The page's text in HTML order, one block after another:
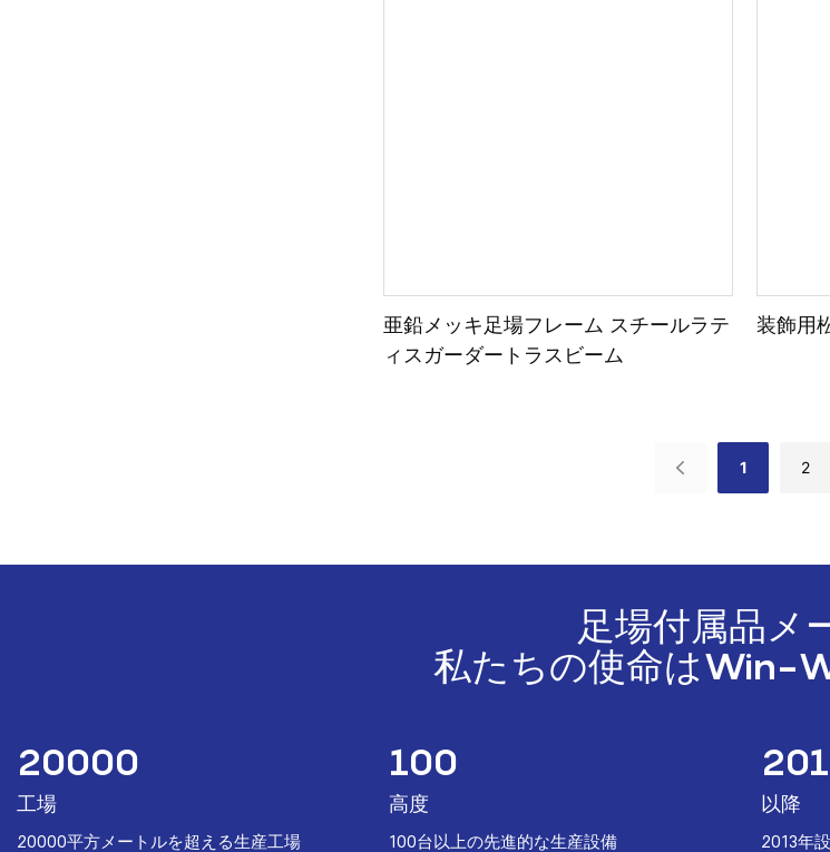
亜鉛メッキ足場フレーム スチールラテ
ィスガーダートラスビーム
装飾用
1 2
足場付属品メ
私たちの使命はWin-
20000
工場
︎20000平方メートルを超える生産工場
100
高度
︎100台以上の先進的な生産設備
以降
︎2013年